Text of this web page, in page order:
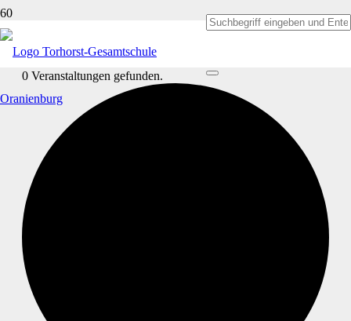
0 Veranstaltungen gefunden.